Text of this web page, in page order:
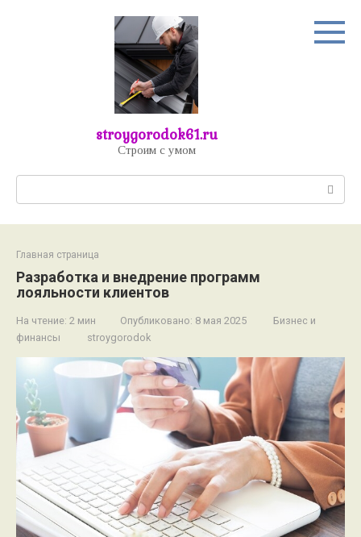
stroygorodok61.ru
Строим с умом
Главная страница
Разработка и внедрение программ
лояльности клиентов
На чтение: 2 мин Опубликовано: 8 мая 2025
Бизнес и
финансы
stroygorodok